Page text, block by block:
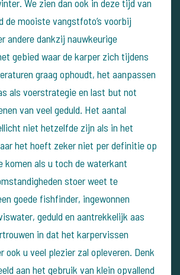
We zien dan ook in deze tijd van
de mooiste vangstfoto’s voorbij
andere dankzij nauwkeurige
gebied waar de karper zich tijdens
graag ophoudt, het aanpassen
als voerstrategie en last but not
van veel geduld. Het aantal
niet hetzelfde zijn als in het
het hoeft zeker niet per definitie op
komen als u toch de waterkant
stoer weet te
goede fishfinder, ingewonnen
geduld en aantrekkelijk aas
in dat het karpervissen
ook u veel plezier zal opleveren. Denk
aan het gebruik van klein opvallend